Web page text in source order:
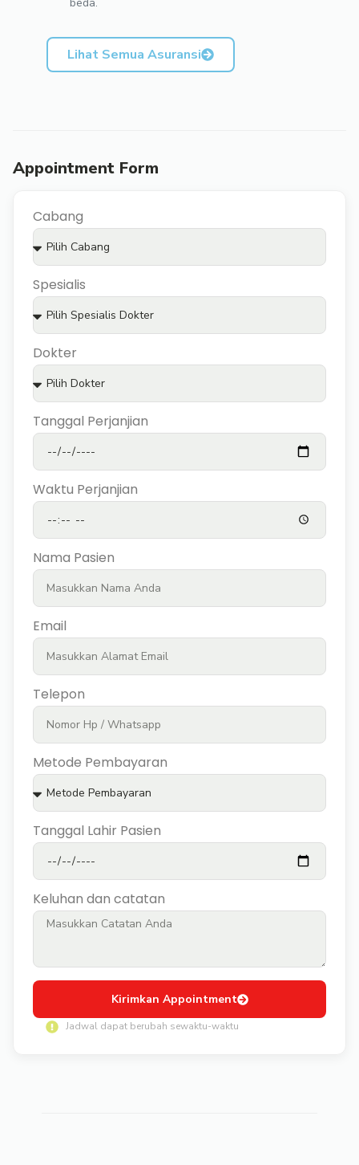
beda.
Lihat Semua Asuransi
Appointment Form
Cabang
Spesialis
Dokter
Tanggal Perjanjian
Waktu Perjanjian
Nama Pasien
Email
Telepon
Metode Pembayaran
Tanggal Lahir Pasien
Keluhan dan catatan
Kirimkan Appointment
Jadwal dapat berubah sewaktu-waktu